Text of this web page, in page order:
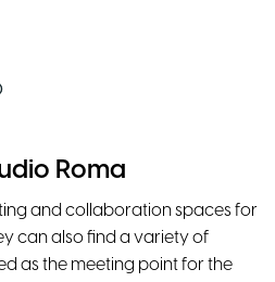
Roma
and collaboration spaces for
can also find a variety of
as the meeting point for the